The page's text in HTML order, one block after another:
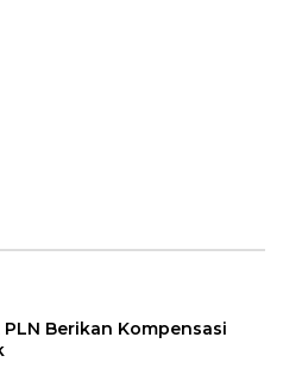
Berikan Kompensasi